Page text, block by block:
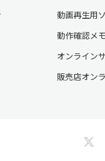
動画再生用
動作確認メ
オンライン
販売店オン
Instagram